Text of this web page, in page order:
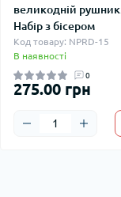
великодній рушник.
Набір з бісером
Код товару: NPRD-15
В наявності
0
275.00 грн